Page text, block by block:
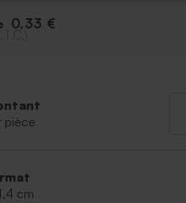
0,33 €
pièce
cm